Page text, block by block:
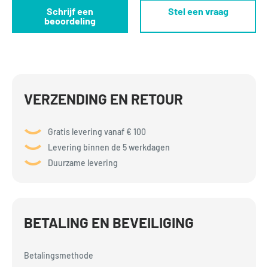
Schrijf een
beoordeling
Stel een vraag
VERZENDING EN RETOUR
Gratis levering vanaf € 100
Levering binnen de 5 werkdagen
Duurzame levering
BETALING EN BEVEILIGING
Betalingsmethode